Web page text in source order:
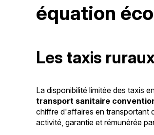
équation
Les taxis
La disponibilité limitée des taxis
transport sanitaire
chiffre d'affaires en transportant
activité, garantie et rémunérée